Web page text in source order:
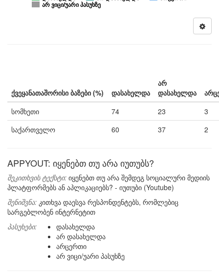
არ ვიცი/უარი პასუხზე
ქვეყანათაშორისი ბაზები (%) დასახელდა
არ
დასახელდა
სომხეთი
74 23
3
საქართველო
60 37 2
APPYOUT: იყენებთ თუ არა იუთუბს?
შეკითხვის ტექსტი: იყენებთ თუ არა შემდეგ სოციალური მედიის
პლატფორმებს ან აპლიკაციებს? - იუთუბი (Youtube)
შენიშვნა: კითხვა დაესვა რესპონდენტებს, რომლებიც
სარგებლობენ ინტერნეტით
პასუხები:
დასახელდა
არ დასახელდა
არცერთი
არ ვიცი/უარი პასუხზე